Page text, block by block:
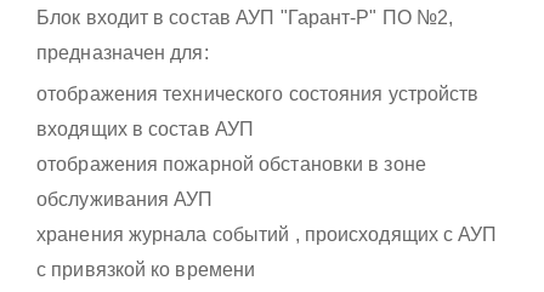
Блок входит в состав АУП "Гарант-Р" ПО №2,
предназначен для:
отображения технического состояния устройств
входящих в состав АУП
отображения пожарной обстановки в зоне
обслуживания АУП
хранения журнала событий , происходящих с АУП
с привязкой ко времени